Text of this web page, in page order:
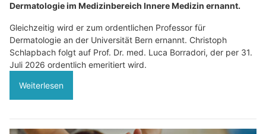
Dermatologie im Medizinbereich Innere Medizin ernannt.
Gleichzeitig wird er zum ordentlichen Professor für
Dermatologie an der Universität Bern ernannt. Christoph
Schlapbach folgt auf Prof. Dr. med. Luca Borradori, der per 31.
Juli 2026 ordentlich emeritiert wird.
Weiterlesen